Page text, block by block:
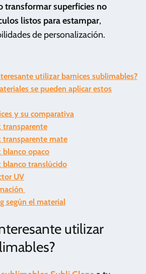
transformar superficies no
listos para estampar,
de personalización.
utilizar barnices sublimables?
se pueden aplicar estos
y su comparativa
transparente
transparente mate
blanco opaco
blanco translúcido
UV
según el material
utilizar